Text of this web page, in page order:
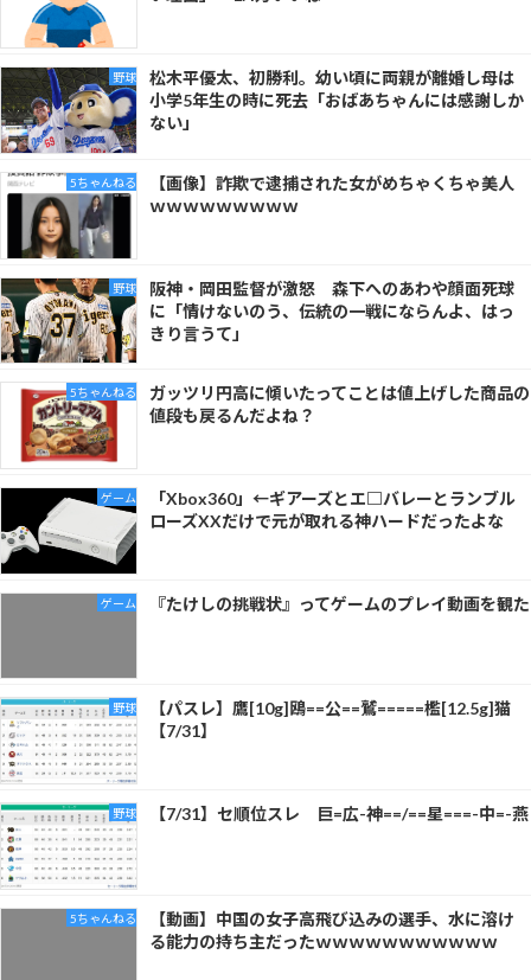
野球
松木平優太、初勝利。幼い頃に両親が離婚し母は
小学5年生の時に死去「おばあちゃんには感謝しか
ない」
5ちゃんねる
【画像】詐欺で逮捕された女がめちゃくちゃ美人
ｗｗｗｗｗｗｗｗｗ
野球
阪神・岡田監督が激怒 森下へのあわや顔面死球
に「情けないのう、伝統の一戦にならんよ、はっ
きり言うて」
5ちゃんねる
ガッツリ円高に傾いたってことは値上げした商品の
値段も戻るんだよね？
ゲーム
「Xbox360」←ギアーズとエ□バレーとランブル
ローズXXだけで元が取れる神ハードだったよな
ゲーム 『たけしの挑戦状』ってゲームのプレイ動画を観た
野球
【パスレ】鷹[10g]鴎==公==鷲=====檻[12.5g]猫
【7/31】
野球 【7/31】セ順位スレ 巨=広-神==/==星===-中=-燕
5ちゃんねる
【動画】中国の女子高飛び込みの選手、水に溶け
る能力の持ち主だったｗｗｗｗｗｗｗｗｗｗｗ